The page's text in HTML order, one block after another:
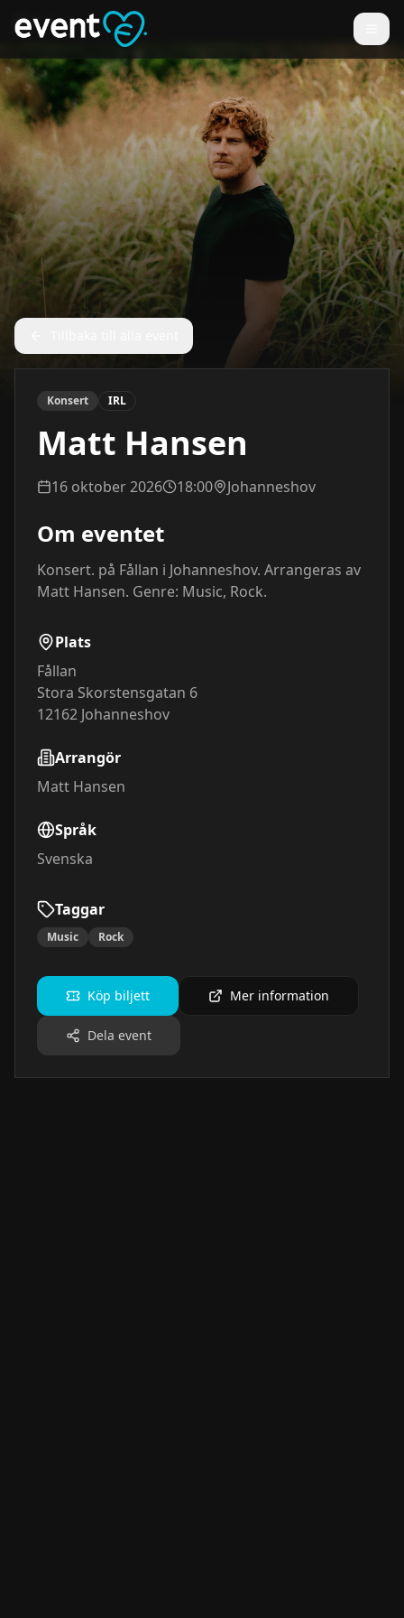
Konsert IRL
Matt Hansen
16 oktober 2026 18:00 Johanneshov
Om eventet
Konsert. på Fållan i Johanneshov. Arrangeras av
Matt Hansen. Genre: Music, Rock.
Plats
Fållan
Stora Skorstensgatan 6
12162 Johanneshov
Arrangör
Matt Hansen
Språk
Svenska
Taggar
Music Rock
Köp biljett Mer information
Dela event